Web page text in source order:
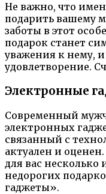
Не важно, что
подарить вашему
заботы в этот
подарок станет
уважения к нему,
удовлетворение.
Электронные
Современный
электронных
связанный с
актуален и
для вас несколько
недорогих
гаджеты».